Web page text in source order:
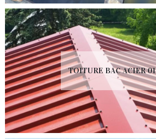
TOITURE BAC ACIER 01